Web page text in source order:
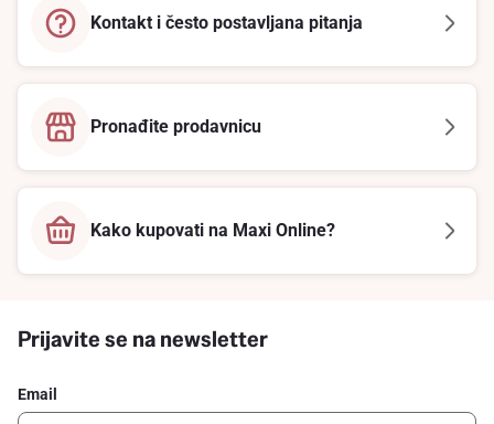
Kontakt i često postavljana pitanja
Pronađite prodavnicu
Kako kupovati na Maxi Online?
Prijavite se na newsletter
Email